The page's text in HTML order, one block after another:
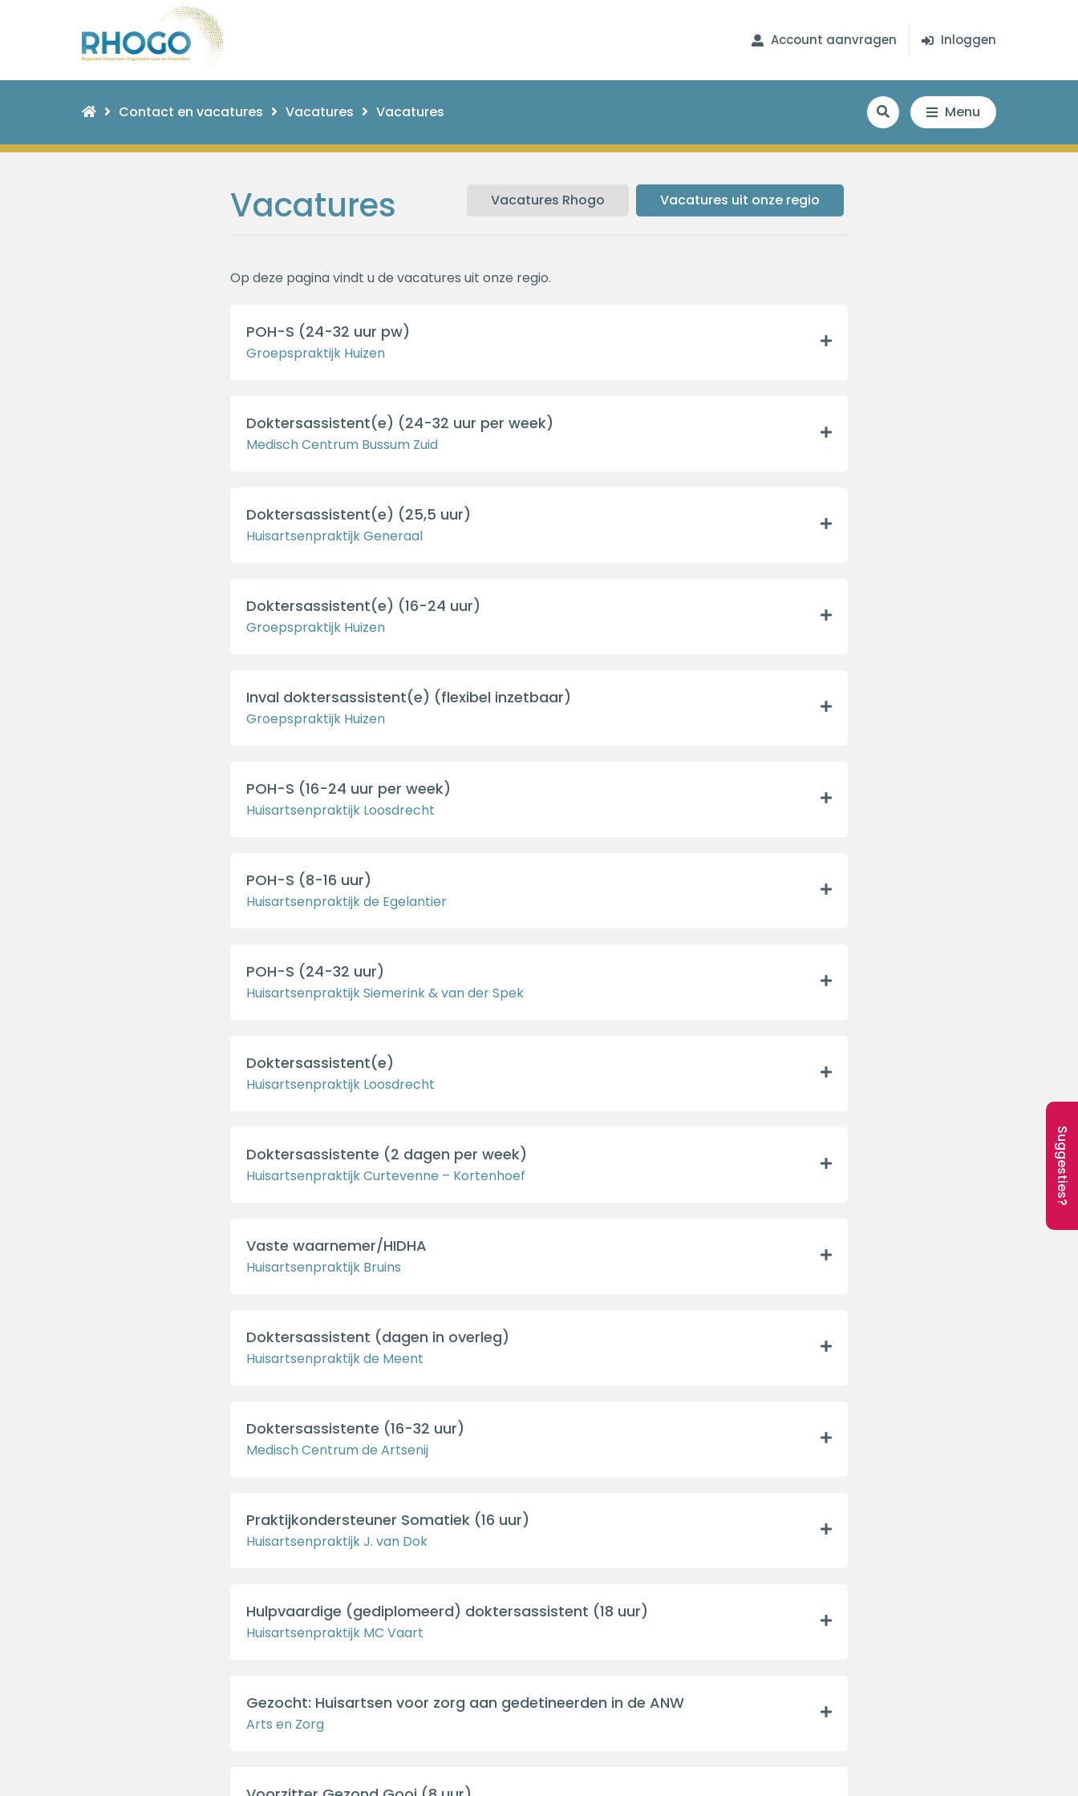
Account aanvragen Inloggen
Contact en vacatures Vacatures Vacatures Menu
Vacatures Vacatures Rhogo Vacatures uit onze regio
Op deze pagina vindt u de vacatures uit onze regio.
POH-S (24-32 uur pw)
Groepspraktijk Huizen
Doktersassistent(e) (24-32 uur per week)
Medisch Centrum Bussum Zuid
Doktersassistent(e) (25,5 uur)
Huisartsenpraktijk Generaal
Doktersassistent(e) (16-24 uur)
Groepspraktijk Huizen
Inval doktersassistent(e) (flexibel inzetbaar)
Groepspraktijk Huizen
POH-S (16-24 uur per week)
Huisartsenpraktijk Loosdrecht
POH-S (8-16 uur)
Huisartsenpraktijk de Egelantier
POH-S (24-32 uur)
Huisartsenpraktijk Siemerink & van der Spek
Doktersassistent(e)
Huisartsenpraktijk Loosdrecht
Doktersassistente (2 dagen per week)
Huisartsenpraktijk Curtevenne – Kortenhoef
Vaste waarnemer/HIDHA
Huisartsenpraktijk Bruins
Doktersassistent (dagen in overleg)
Huisartsenpraktijk de Meent
Doktersassistente (16-32 uur)
Medisch Centrum de Artsenij
Praktijkondersteuner Somatiek (16 uur)
Huisartsenpraktijk J. van Dok
Hulpvaardige (gediplomeerd) doktersassistent (18 uur)
Huisartsenpraktijk MC Vaart
Gezocht: Huisartsen voor zorg aan gedetineerden in de ANW
Arts en Zorg
Suggesties?